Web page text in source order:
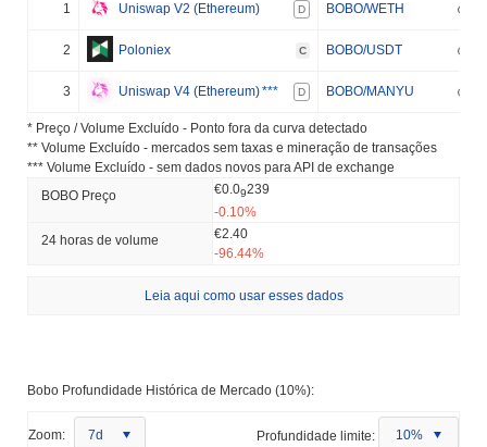
1 Uniswap V2 (Ethereum) D BOBO/WETH
2 Poloniex C BOBO/USDT
3 Uniswap V4 (Ethereum)*** D BOBO/MANYU
* Preço / Volume Excluído - Ponto fora da curva detectado
** Volume Excluído - mercados sem taxas e mineração de transações
*** Volume Excluído - sem dados novos para API de exchange
BOBO Preço
€0.09239
-0.10%
24 horas de volume
€2.40
-96.44%
Leia aqui como usar esses dados
Bobo Profundidade Histórica de Mercado (10%):
Zoom: 7d Profundidade limite: 10%